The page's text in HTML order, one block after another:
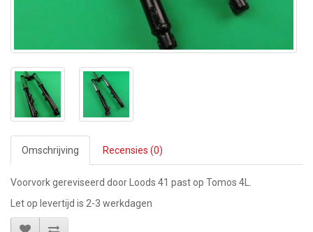
Omschrijving Recensies (0)
Voorvork gereviseerd door Loods 41 past op Tomos 4L.
Let op levertijd is 2-3 werkdagen